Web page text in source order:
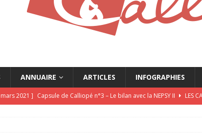
ANNUAIRE ARTICLES INFOGRAPHIES
2021 ] Capsule de Calliopé n°3 – Le bilan avec la NEPSY II
LES
2021 ]